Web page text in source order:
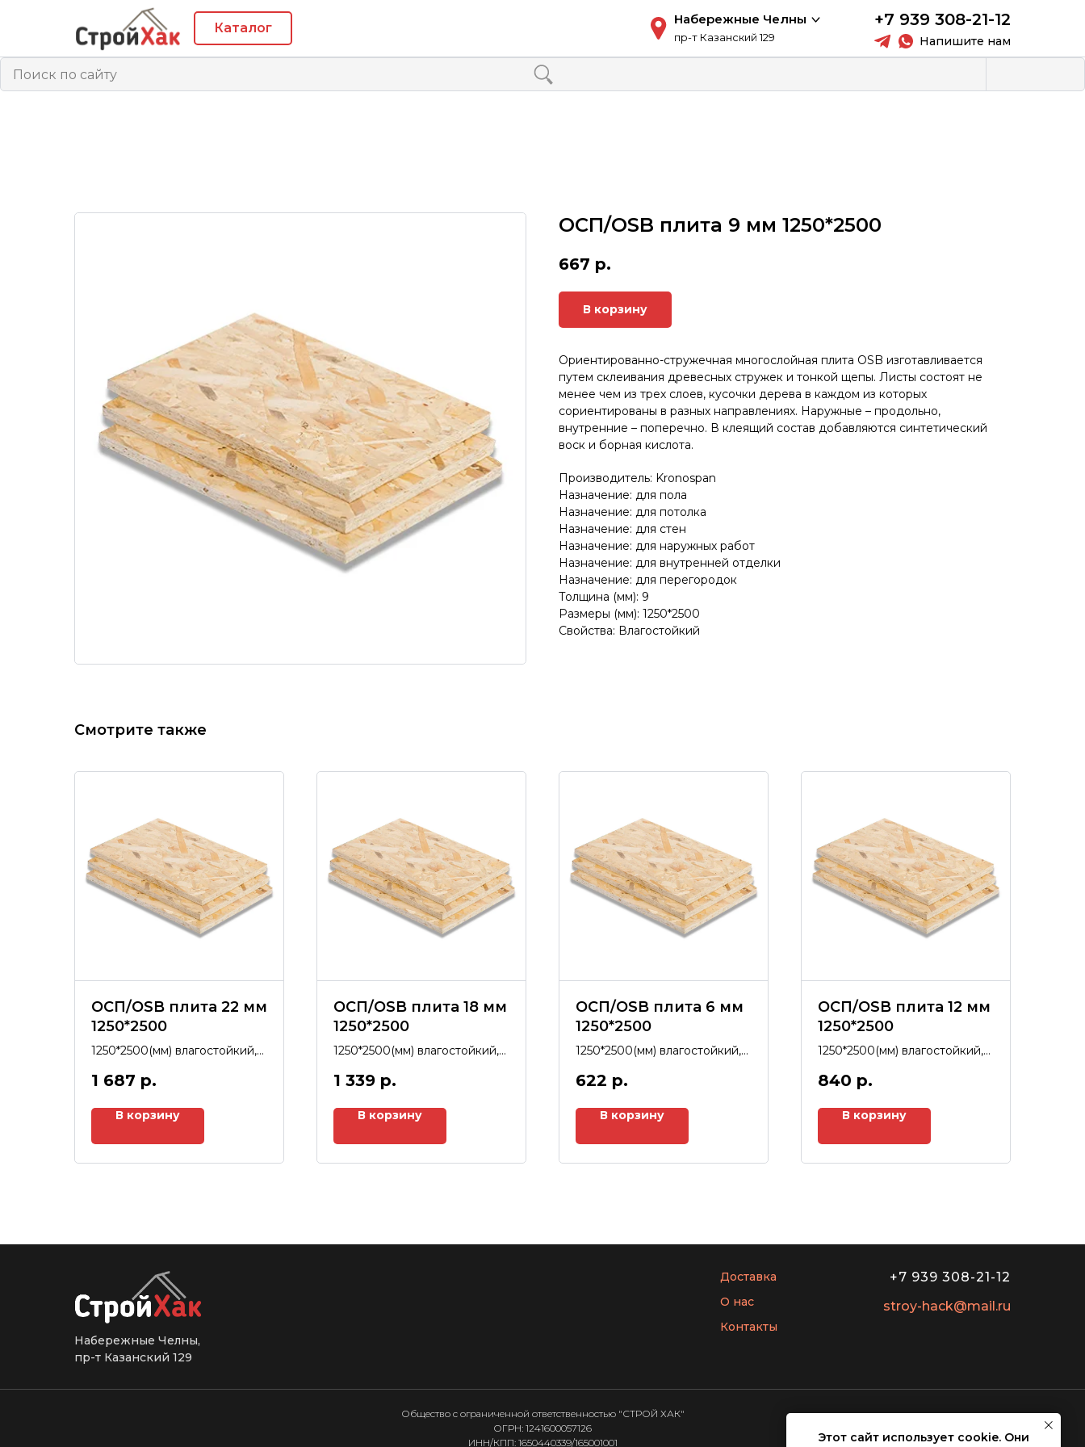
Каталог
пр-т Казанский 129
Набережные Челны +7 939 308-21-12
Напишите нам
ОСП/OSB плита 9 мм 1250*2500
667 р.
В корзину
Ориентированно-стружечная многослойная плита OSB изготавливается
путем склеивания древесных стружек и тонкой щепы. Листы состоят не
менее чем из трех слоев, кусочки дерева в каждом из которых
сориентированы в разных направлениях. Наружные – продольно,
внутренние – поперечно. В клеящий состав добавляются синтетический
воск и борная кислота.
Производитель: Kronospan
Назначение: для пола
Назначение: для потолка
Назначение: для стен
Назначение: для наружных работ
Назначение: для внутренней отделки
Назначение: для перегородок
Толщина (мм): 9
Размеры (мм): 1250*2500
Свойства: Влагостойкий
Смотрите также
ОСП/OSB плита 22 мм
1250*2500
1250*2500(мм) влагостойкий,
производство Kronospan.
1 687 р.
В корзину
ОСП/OSB плита 18 мм
1250*2500
1250*2500(мм) влагостойкий,
производство Kronospan.
1 339 р.
В корзину
ОСП/OSB плита 6 мм
1250*2500
1250*2500(мм) влагостойкий,
производство Муром.
622 р.
В корзину
ОСП/OSB плита 12 мм
1250*2500
1250*2500(мм) влагостойкий,
производство Kronospan.
840 р.
В корзину
Набережные Челны,
пр-т Казанский 129
Доставка
О нас
Контакты
+7 939 308-21-12
stroy-hack@mail.ru
Общество с ограниченной ответственностью "СТРОЙ ХАК"
ОГРН: 1241600057126
ИНН/КПП: 1650440339/165001001
Этот сайт использует cookie. Они